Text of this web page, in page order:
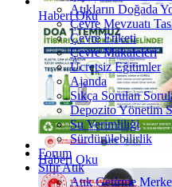
Haberi Oku
Haberi Oku
Atıkların Doğada
Çevre Mevzuatı
Çevre Etiketi
Çevre Makaleleri
Ücretsiz Eğitimler
Ajanda
Sıkça Sorulan
Depozito Yönetim
Su Verimliliği
Sürdürülebilirlik
Forum
Sıfır Atık
Atık Getirme